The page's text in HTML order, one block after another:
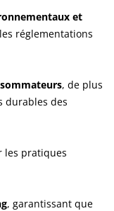
et
réglementations
, de plus
durables des
les pratiques
, garantissant que